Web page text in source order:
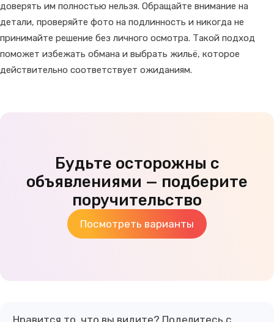
доверять им полностью нельзя. Обращайте внимание на
детали, проверяйте фото на подлинность и никогда не
принимайте решение без личного осмотра. Такой подход
поможет избежать обмана и выбрать жильё, которое
действительно соответствует ожиданиям.
Будьте осторожны с
объявлениями — подберите
поручительство
Посмотреть варианты